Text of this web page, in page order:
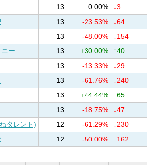
13 0.00%
↓3
13 -23.53%
↓64
13 -48.00%
↓154
ー
13 +30.00%
↑40
13 -13.33%
↓29
13 -61.76%
↓240
13 +44.44%
↑65
13 -18.75%
↓47
タレント) 12 -61.29%
↓230
12 -50.00% ↓162